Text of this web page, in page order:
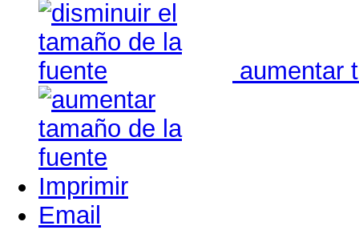
aumentar
Imprimir
Email